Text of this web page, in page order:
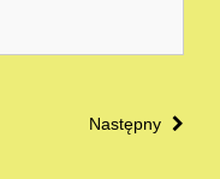
Następny